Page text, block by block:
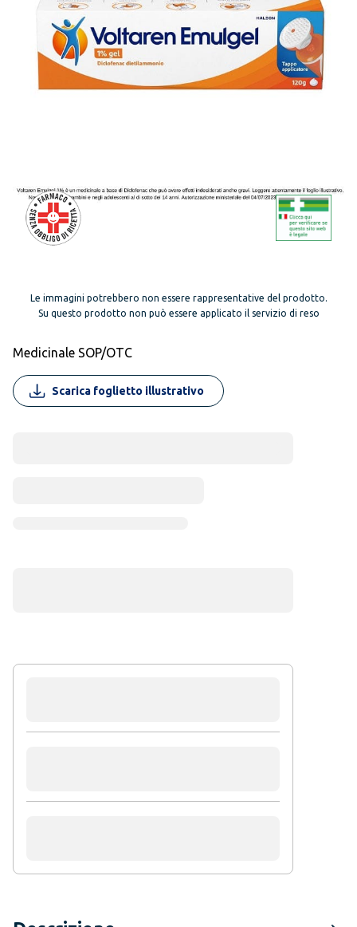
Le immagini potrebbero non essere rappresentative del prodotto.
Su questo prodotto non può essere applicato il servizio di reso
Medicinale SOP/OTC
Scarica foglietto illustrativo